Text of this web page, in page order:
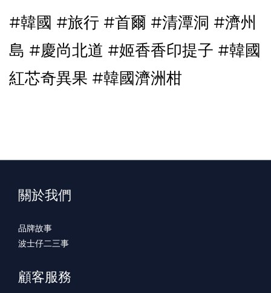
#韓國 #旅行 #首爾 #清潭洞 #濟州
島 #慶尚北道 #姬香香印提子 #韓國
紅芯奇異果 #韓國濟洲柑
關於我們
品牌故事
波士仔二三事
顧客服務